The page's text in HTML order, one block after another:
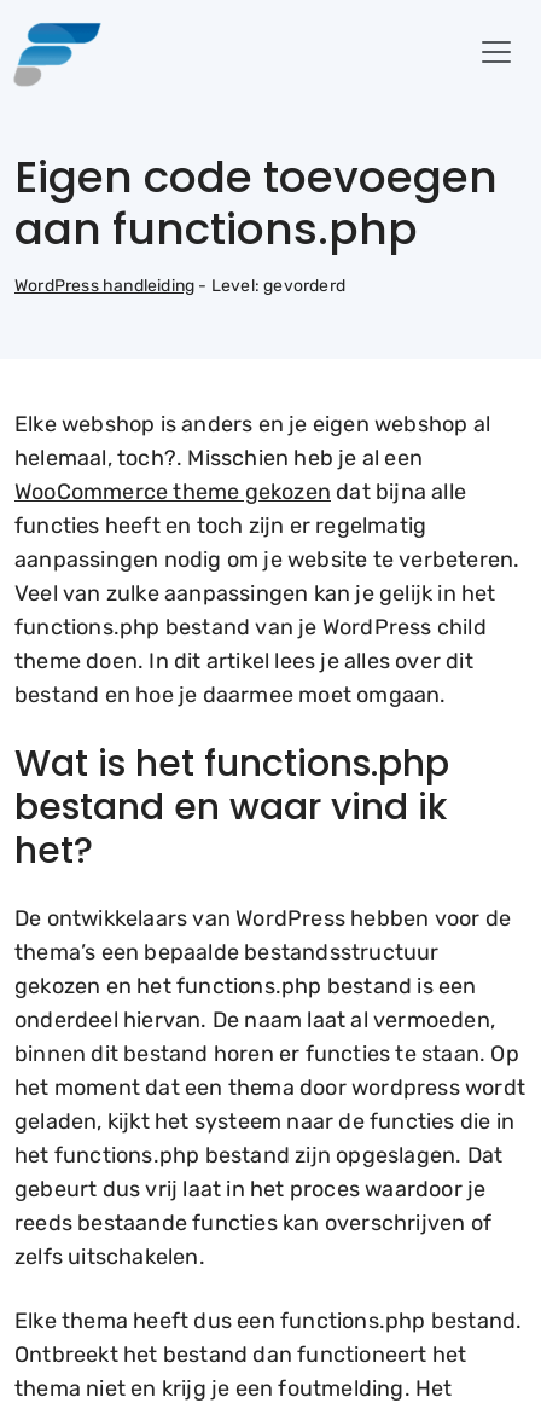
Eigen code toevoegen
aan functions.php
WordPress handleiding - Level: gevorderd
Elke webshop is anders en je eigen webshop al
helemaal, toch?. Misschien heb je al een
WooCommerce theme gekozen dat bijna alle
functies heeft en toch zijn er regelmatig
aanpassingen nodig om je website te verbeteren.
Veel van zulke aanpassingen kan je gelijk in het
functions.php bestand van je WordPress child
theme doen. In dit artikel lees je alles over dit
bestand en hoe je daarmee moet omgaan.
Wat is het functions.php
bestand en waar vind ik
het?
De ontwikkelaars van WordPress hebben voor de
thema’s een bepaalde bestandsstructuur
gekozen en het functions.php bestand is een
onderdeel hiervan. De naam laat al vermoeden,
binnen dit bestand horen er functies te staan. Op
het moment dat een thema door wordpress wordt
geladen, kijkt het systeem naar de functies die in
het functions.php bestand zijn opgeslagen. Dat
gebeurt dus vrij laat in het proces waardoor je
reeds bestaande functies kan overschrijven of
zelfs uitschakelen.
Elke thema heeft dus een functions.php bestand.
Ontbreekt het bestand dan functioneert het
thema niet en krijg je een foutmelding. Het